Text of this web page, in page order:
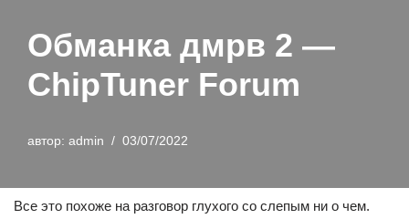
Обманка дмрв 2 —
ChipTuner Forum
автор: admin 03/07/2022
Все это похоже на разговор глухого со слепым ни о чем.